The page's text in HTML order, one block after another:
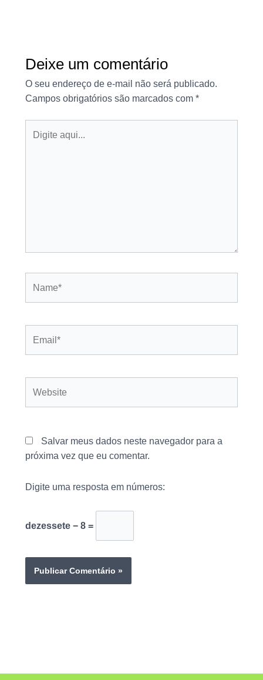
Deixe um comentário
O seu endereço de e-mail não será publicado.
Campos obrigatórios são marcados com *
aqui...
Salvar meus dados neste navegador para a
próxima vez que eu comentar.
Digite uma resposta em números:
dezessete − 8 =